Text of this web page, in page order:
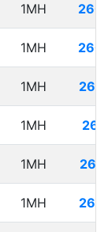
1MH
1MH
1MH
1MH
1MH
1MH